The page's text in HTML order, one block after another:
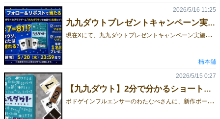
九九ダウトプレゼントキャンペーン実施中！
現
在Xにて、九九ダウトプレゼントキャンペーン実施中！🎁フォロー＆リポストで当たる！🎁九九×ダウトのブラフゲーム『九九ダウト』を抽選で1名様にプレゼント！「7×7＝81！？」このウソ、あなたは見破れる？10分で盛り上がる！至高の思考ボドゲ！ 【参加方法】Xにて✅このアカウントをフォロー(@kusunoki_honpo)✅該当投稿をリポスト【締切】5/20（水）23:59まで気になった方はぜひ参加＆拡散お願いします！※当選者の方には後日DMでご連絡します。※予約者も参加できます。
2026/5/16 11:25
楠本舗
【九九ダウト】2分で分かるショート動画公開！
ボ
ドゲインフルエンサーのわたなべさんに、新作ボードゲーム『九九ダウト』の紹介動画を作成していただきました！動画はたったの約2分。短い時間の中に、『九九ダウト』のルールのわかりやすさや、「本当？ウソ？」と疑い合う心理戦の楽しさがギュッと詰まっています！初めて見る方にも、ゲームの雰囲気がしっかり伝わる内容になっていますので、『九九ダウト』が気になっている方はぜひチェックしてみてください！これは必見です！
2026/5/15 0:27